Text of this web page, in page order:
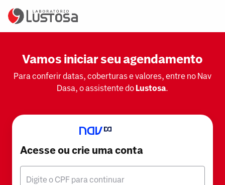
Vamos iniciar seu agendamento
Para conferir datas, coberturas e valores, entre no Nav
Dasa, o assistente do Lustosa.
Acesse ou crie uma conta
Digite o CPF para continuar